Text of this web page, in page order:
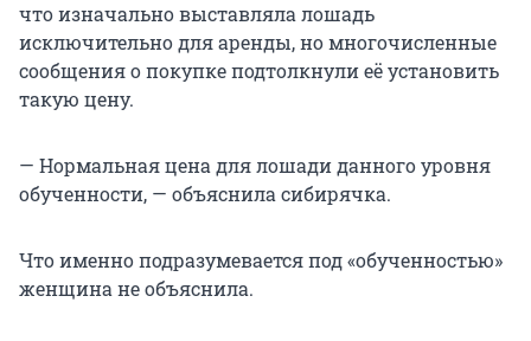
что изначально выставляла лошадь
исключительно для аренды, но многочисленные
сообщения о покупке подтолкнули её установить
такую цену.
— Нормальная цена для лошади данного уровня
обученности, — объяснила сибирячка.
Что именно подразумевается под «обученностью»
женщина не объяснила.